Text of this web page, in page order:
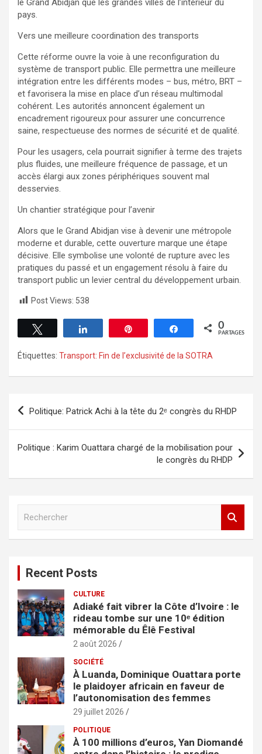
le Grand Abidjan que les grandes villes de l’intérieur du
pays.
Vers une meilleure coordination des transports
Cette réforme ouvre la voie à une reconfiguration du
système de transport public. Elle permettra une meilleure
intégration entre les différents modes – bus, métro, BRT –
et favorisera la mise en place d’un réseau multimodal
cohérent. Les autorités annoncent également un
encadrement rigoureux pour assurer une concurrence
saine, respectueuse des normes de sécurité et de qualité.
Pour les usagers, cela pourrait signifier à terme des trajets
plus fluides, une meilleure fréquence de passage, et un
accès élargi aux zones périphériques souvent mal
desservies.
Un chantier stratégique pour l’avenir
Alors que le Grand Abidjan vise à devenir une métropole
moderne et durable, cette ouverture marque une étape
décisive. Elle symbolise une volonté de rupture avec les
pratiques du passé et un engagement résolu à faire du
transport public un levier central du développement urbain.
Post Views: 538
Partagez Partagez 0
PARTAGES
Étiquettes: Transport: Fin de l’exclusivité de la SOTRA
Politique: Patrick Achi à la tête du 2ᵉ congrès du RHDP
Politique : Karim Ouattara chargé de la mobilisation pour
le congrès du RHDP
c
h
e
r
Recent Posts
CULTURE
Adiaké fait vibrer la Côte d’Ivoire : le
rideau tombe sur une 10ᵉ édition
mémorable du Êlê Festival
2 août 2026
SOCIÉTÉ
À Luanda, Dominique Ouattara porte
le plaidoyer africain en faveur de
l’autonomisation des femmes
29 juillet 2026
POLITIQUE
À 100 millions d’euros, Yan Diomandé